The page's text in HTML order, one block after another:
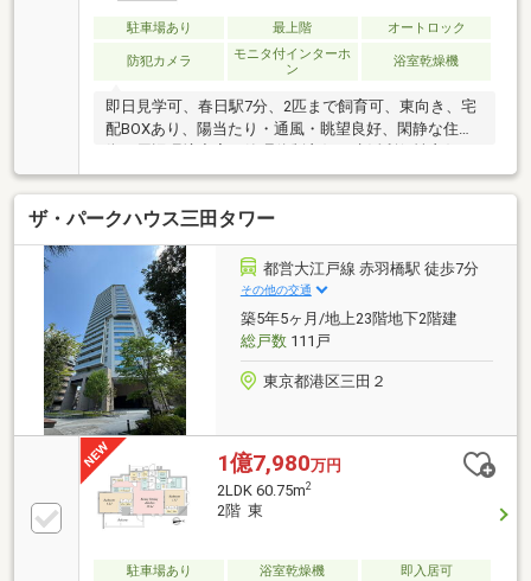
駐車場あり 最上階 オートロック
防犯カメラ
モニタ付インターホ
ン
浴室乾燥機
即日見学可、春日駅7分、2匹まで飼育可、東向き、宅
配BOXあり、陽当たり・通風・眺望良好、閑静な住宅
アフターサービス保証付
ザ・パークハウス三田タワー
都営大江戸線 赤羽橋駅 徒歩7分
その他の交通
築5年5ヶ月/地上23階地下2階建
総戸数111戸
東京都港区三田２
1億7,980万円
2LDK 60.75m2
2階 東
駐車場あり 浴室乾燥機 即入居可